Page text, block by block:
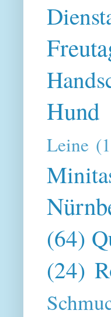
Hund
Leine
(64)
(24)